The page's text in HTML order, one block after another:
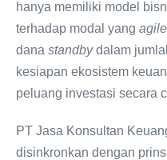
hanya memiliki model
terhadap modal yang agile
dana standbydalam
kesiapan ekosistem
peluang investasi secara
PT Jasa Konsultan
disinkronkan dengan